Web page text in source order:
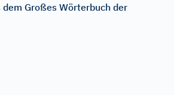
Großes Wörterbuch der